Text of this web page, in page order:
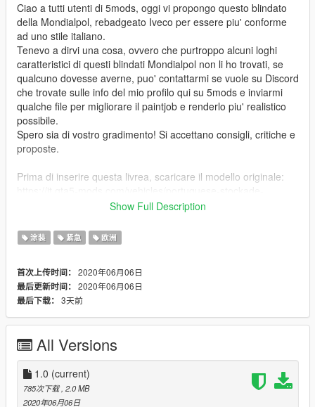
Ciao a tutti utenti di 5mods, oggi vi propongo questo blindato
della Mondialpol, rebadgeato Iveco per essere piu' conforme
ad uno stile italiano.
Tenevo a dirvi una cosa, ovvero che purtroppo alcuni loghi
caratteristici di questi blindati Mondialpol non li ho trovati, se
qualcuno dovesse averne, puo' contattarmi se vuole su Discord
che trovate sulle info del mio profilo qui su 5mods e inviarmi
qualche file per migliorare il paintjob e renderlo piu' realistico
possibile.
Spero sia di vostro gradimento! Si accettano consigli, critiche e
proposte.
Prima di inserire questa livrea, scaricare il modello originale:
dell'originale con i file .YTD di questo modello.
v1.0
Versione Iniziale
Show Full Description
涂装 紧急 欧洲
首次上传时间： 2020年06月06日
最后更新时间： 2020年06月06日
最后下载： 3天前
All Versions
1.0 (current)
785次下载 , 2.0 MB
2020年06月06日